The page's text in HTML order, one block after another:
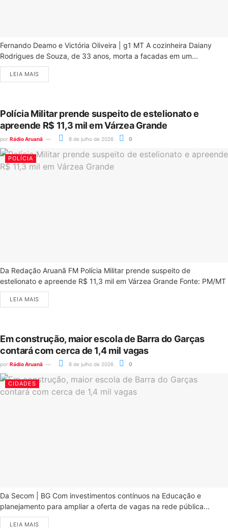
Fernando Deamo e Victória Oliveira | g1 MT A cozinheira Daiany
Rodrigues de Souza, de 33 anos, morta a facadas em um...
LEIA MAIS
Polícia Militar prende suspeito de estelionato e
apreende R$ 11,3 mil em Várzea Grande
por Rádio Aruanã 8 de julho de 2026 0
POLÍCIA
Da Redação Aruanã FM Polícia Militar prende suspeito de
estelionato e apreende R$ 11,3 mil em Várzea Grande Fonte: PM/MT
LEIA MAIS
Em construção, maior escola de Barra do Garças
contará com cerca de 1,4 mil vagas
por Rádio Aruanã 8 de julho de 2026 0
CIDADES
Da Secom | BG Com investimentos contínuos na Educação e
planejamento para ampliar a oferta de vagas na rede pública...
LEIA MAIS